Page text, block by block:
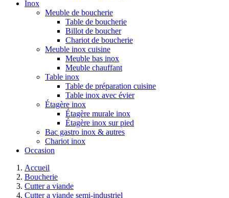
Inox
Meuble de boucherie
Table de boucherie
Billot de boucher
Chariot de boucherie
Meuble inox cuisine
Meuble bas inox
Meuble chauffant
Table inox
Table de préparation cuisine
Table inox avec évier
Étagère inox
Étagère murale inox
Étagère inox sur pied
Bac gastro inox & autres
Chariot inox
Occasion
Accueil
Boucherie
Cutter a viande
Cutter a viande semi-industriel